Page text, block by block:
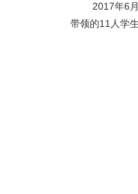
2017年6
带领的11 人学